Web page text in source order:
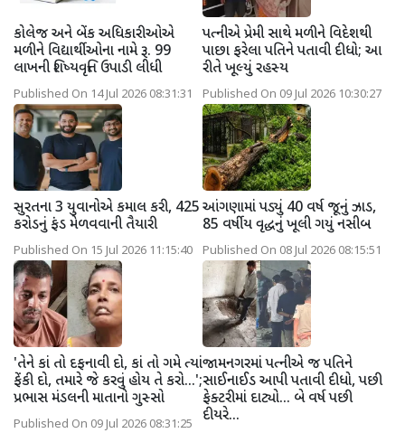
કોલેજ અને બેંક અધિકારીઓએ
મળીને વિદ્યાર્થીઓના નામે રૂ. 99
લાખની શિષ્યવૃત્તિ ઉપાડી લીધી
Published On 14 Jul 2026 08:31:31
પત્નીએ પ્રેમી સાથે મળીને વિદેશથી
પાછા ફરેલા પતિને પતાવી દીધો; આ
રીતે ખૂલ્યું રહસ્ય
Published On 09 Jul 2026 10:30:27
સુરતના 3 યુવાનોએ કમાલ કરી, 425
કરોડનું ફંડ મેળવવાની તૈયારી
Published On 15 Jul 2026 11:15:40
આંગણામાં પડ્યું 40 વર્ષ જૂનું ઝાડ,
85 વર્ષીય વૃદ્ધનું ખૂલી ગયું નસીબ
Published On 08 Jul 2026 08:15:51
'તેને કાં તો દફનાવી દો, કાં તો ગમે ત્યાં
ફેંકી દો, તમારે જે કરવું હોય તે કરો...';
પ્રભાસ મંડલની માતાનો ગુસ્સો
Published On 09 Jul 2026 08:31:25
જામનગરમાં પત્નીએ જ પતિને
સાઈનાઈડ આપી પતાવી દીધો, પછી
ફેક્ટરીમાં દાટ્યો... બે વર્ષ પછી
દીયરે...